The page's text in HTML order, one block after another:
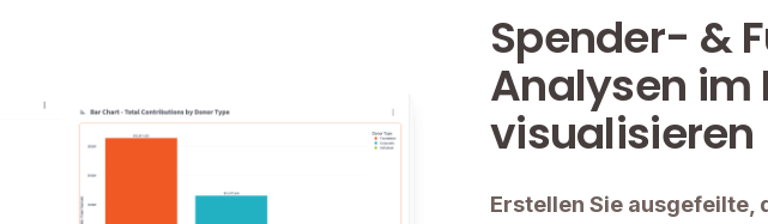
Spender- &
Analysen im
visualisieren
Erstellen Sie ausgefeilte,